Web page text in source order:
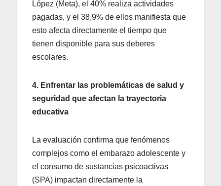
López (Meta), el 40% realiza actividades
pagadas, y el 38,9% de ellos manifiesta que
esto afecta directamente el tiempo que
tienen disponible para sus deberes
escolares.
4. Enfrentar las problemáticas de salud y
seguridad que afectan la trayectoria
educativa
La evaluación confirma que fenómenos
complejos como el embarazo adolescente y
el consumo de sustancias psicoactivas
(SPA) impactan directamente la